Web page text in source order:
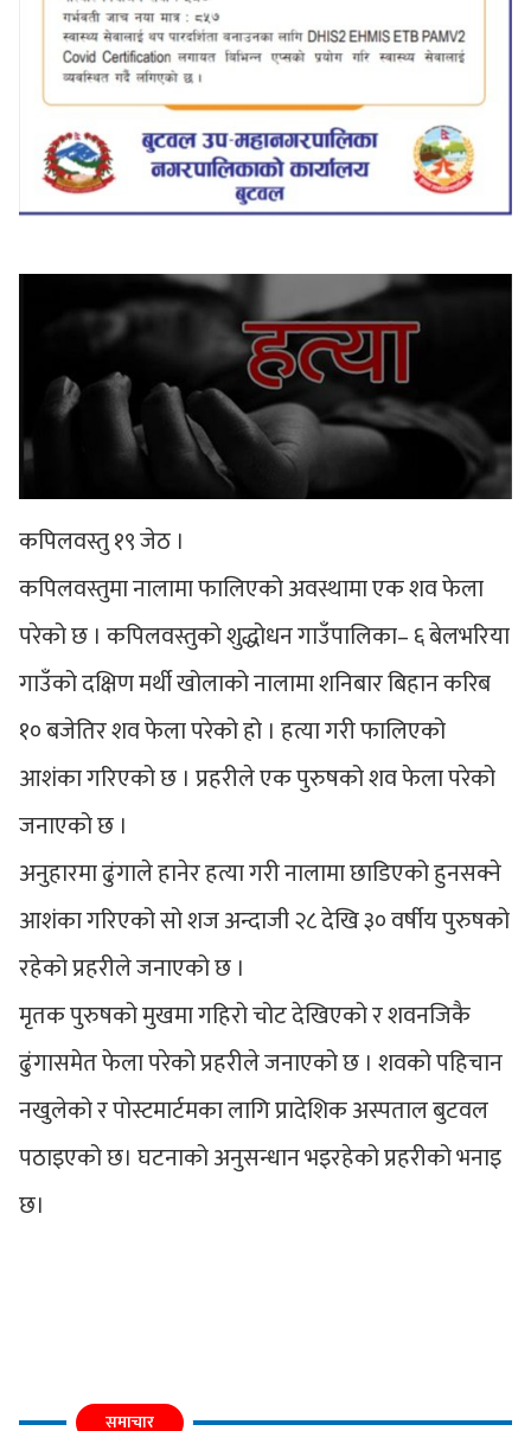
कपिलवस्तु १९ जेठ ।
कपिलवस्तुमा नालामा फालिएको अवस्थामा एक शव फेला
परेको छ । कपिलवस्तुको शुद्धोधन गाउँपालिका– ६ बेलभरिया
गाउँको दक्षिण मर्थी खोलाको नालामा शनिबार बिहान करिब
१० बजेतिर शव फेला परेको हो । हत्या गरी फालिएको
आशंका गरिएको छ । प्रहरीले एक पुरुषको शव फेला परेको
जनाएको छ ।
अनुहारमा ढुंगाले हानेर हत्या गरी नालामा छाडिएको हुनसक्ने
आशंका गरिएको सो शज अन्दाजी २८ देखि ३० वर्षीय पुरुषको
रहेको प्रहरीले जनाएको छ ।
मृतक पुरुषको मुखमा गहिरो चोट देखिएको र शवनजिकै
ढुंगासमेत फेला परेको प्रहरीले जनाएको छ । शवको पहिचान
नखुलेको र पोस्टमार्टमका लागि प्रादेशिक अस्पताल बुटवल
पठाइएको छ। घटनाको अनुसन्धान भइरहेको प्रहरीको भनाइ
छ।
समाचार